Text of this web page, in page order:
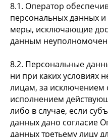
8.1. Оператор
персональных данных
меры, исключающие
данным
8.2. Персональные
ни при каких условиях
лицам, за исключением
исполнением
либо в случае, если
данных дано согласие
данных третьему лицу